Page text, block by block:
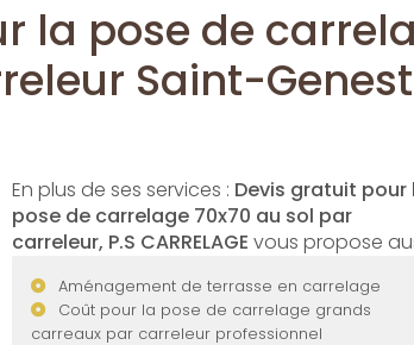
la pose de
Saint-
En plus de ses services : Devis gratuit pour
pose de carrelage 70x70 au sol par
carreleur, P.S CARRELAGE vous propose
Aménagement de terrasse en carrelage
Coût pour la pose de carrelage grands
carreaux par carreleur professionnel